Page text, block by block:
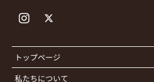
トップページ
私たちについて